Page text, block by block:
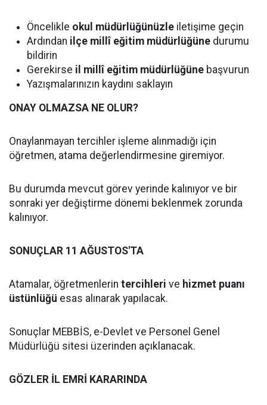
Öncelikle okul müdürlüğünüzle iletişime geçin
Ardından ilçe millî eğitim müdürlüğüne durumu
bildirin
Gerekirse il millî eğitim müdürlüğüne başvurun
Yazışmalarınızın kaydını saklayın
ONAY OLMAZSA NE OLUR?
Onaylanmayan tercihler işleme alınmadığı için
öğretmen, atama değerlendirmesine giremiyor.
Bu durumda mevcut görev yerinde kalınıyor ve bir
sonraki yer değiştirme dönemi beklenmek zorunda
kalınıyor.
SONUÇLAR 11 AĞUSTOS'TA
Atamalar, öğretmenlerin tercihleri ve hizmet puanı
üstünlüğü esas alınarak yapılacak.
Sonuçlar MEBBİS, e-Devlet ve Personel Genel
Müdürlüğü sitesi üzerinden açıklanacak.
GÖZLER İL EMRİ KARARINDA